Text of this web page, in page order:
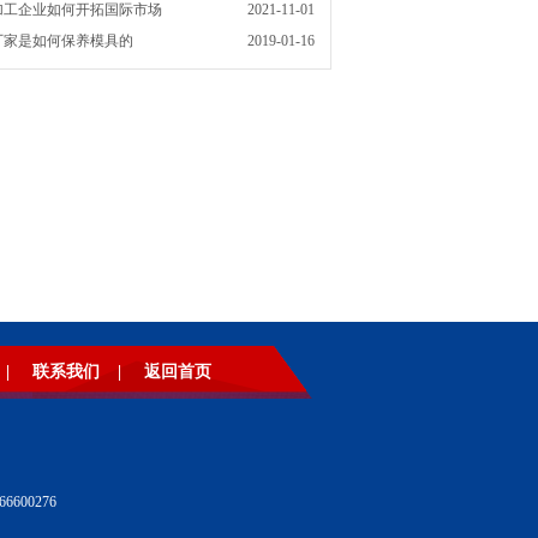
2021-11-01
企业如何开拓国际市场
2019-01-16
是如何保养模具的
联系我们 返回首页